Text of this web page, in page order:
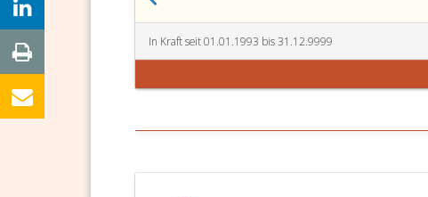
der
bis
des
nach
des
gemäß
so
bei
In Kraft seit 01.01.1993 bis 31.12.9999